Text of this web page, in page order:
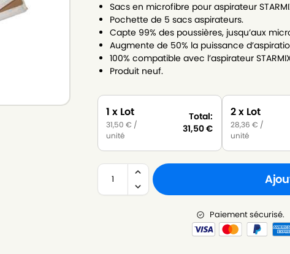
Sacs en microfibre pour aspirateur
Pochette de 5 sacs aspirateurs.
Capte 99% des poussières, jusqu’aux
Augmente de 50% la puissance
100% compatible avec l’aspirateur
Produit neuf.
1 x Lot
31,50€ /
unité
Total:
31,50€
2 x Lot
28,36€ /
unité
Paiement sécurisé.